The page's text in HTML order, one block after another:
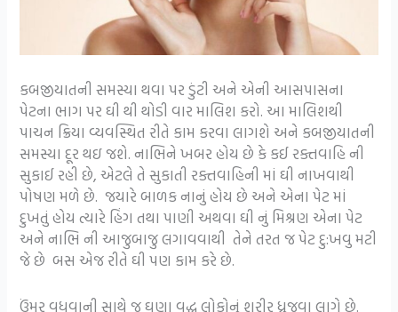
કબજીયાતની સમસ્યા થવા પર ડુંટી અને એની આસપાસના
પેટના ભાગ પર ઘી થી થોડી વાર માલિશ કરો. આ માલિશથી
પાચન ક્રિયા વ્યવસ્થિત રીતે કામ કરવા લાગશે અને કબજીયાતની
સમસ્યા દૂર થઇ જશે. નાભિને ખબર હોય છે કે કઈ રક્તવાહિ ની
સુકાઈ રહી છે, એટલે તે સુકાતી રક્તવાહિની માં ઘી નાખવાથી
પોષણ મળે છે. જયારે બાળક નાનું હોય છે અને એના પેટ માં
દુખતું હોય ત્યારે હિંગ તથા પાણી અથવા ઘી નું મિશ્રણ એના પેટ
અને નાભિ ની આજુબાજુ લગાવવાથી તેને તરત જ પેટ દુ:ખવુ મટી
જે છે બસ એજ રીતે ઘી પણ કામ કરે છે.
ઉંમર વધવાની સાથે જ ઘણા વૃદ્ધ લોકોનું શરીર ધ્રુજવા લાગે છે.